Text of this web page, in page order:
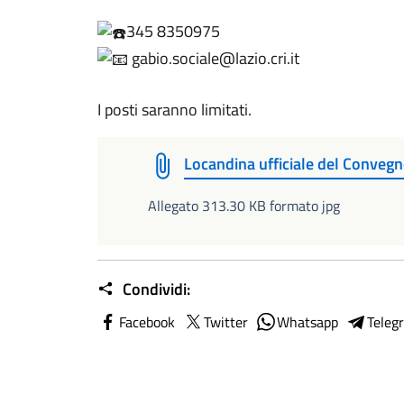
345 8350975
gabio.sociale@lazio.cri.it
I posti saranno limitati.
Locandina ufficiale del
Allegato 313.30 KB formato jpg
Condividi:
Facebook Twitter Whatsapp